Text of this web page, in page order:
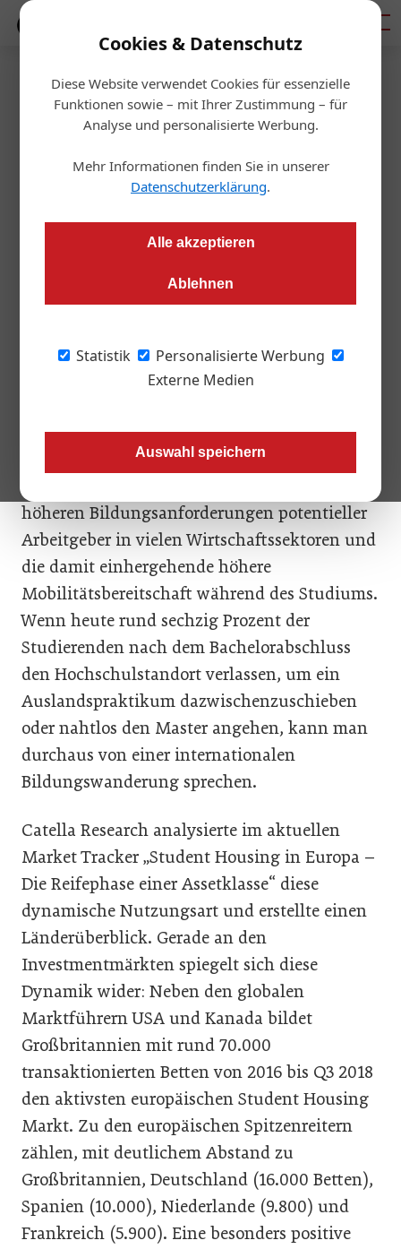
Cookies & Datenschutz
Diese Website verwendet Cookies für essenzielle
Funktionen sowie – mit Ihrer Zustimmung – für
Analyse und personalisierte Werbung.
Mehr Informationen finden Sie in unserer
Datenschutzerklärung.
Alle akzeptieren
Ablehnen
Statistik
Personalisierte Werbung
Externe Medien
Auswahl speichern
Startseite/Aktuelles
Studentenwohnheime:
Österreichischer Markt
besonders dynamisch
doch damals so etwas gegeben“. Die Rede ist vom
sogenannten „Student Housing“. Es handelt sich um einen
Wachstumsperspektiven gekennzeichnet ist.
höheren Bildungsanforderungen potentieller
Arbeitgeber in vielen Wirtschaftssektoren und
die damit einhergehende höhere
Mobilitätsbereitschaft während des Studiums.
Wenn heute rund sechzig Prozent der
Studierenden nach dem Bachelorabschluss
den Hochschulstandort verlassen, um ein
Auslandspraktikum dazwischenzuschieben
oder nahtlos den Master angehen, kann man
durchaus von einer internationalen
Bildungswanderung sprechen.
Catella Research analysierte im aktuellen
Market Tracker „Student Housing in Europa –
Die Reifephase einer Assetklasse“ diese
dynamische Nutzungsart und erstellte einen
Länderüberblick. Gerade an den
Investmentmärkten spiegelt sich diese
Dynamik wider: Neben den globalen
Marktführern USA und Kanada bildet
Großbritannien mit rund 70.000
transaktionierten Betten von 2016 bis Q3 2018
den aktivsten europäischen Student Housing
Markt. Zu den europäischen Spitzenreitern
zählen, mit deutlichem Abstand zu
Großbritannien, Deutschland (16.000 Betten),
Spanien (10.000), Niederlande (9.800) und
Frankreich (5.900). Eine besonders positive